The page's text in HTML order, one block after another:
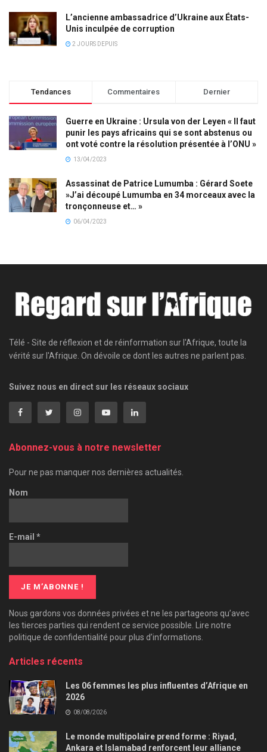
L’ancienne ambassadrice d’Ukraine aux États-
Unis inculpée de corruption
2 JOURS DEPUIS
Tendances Commentaires Dernier
Guerre en Ukraine : Ursula von der Leyen « Il faut
punir les pays africains qui se sont abstenus ou
ont voté contre la résolution présentée à l’ONU »
13/04/2023
Assassinat de Patrice Lumumba : Gérard Soete
»J’ai découpé Lumumba en 34 morceaux avec la
tronçonneuse et… »
06/04/2023
Télé - Site de réflexion et de réinformation sur l'Afrique, toute la
vérité sur l'Afrique. On dévoile ce dont les autres ne parlent pas.
Suivez nous en direct sur les réseaux sociaux
Abonnez-vous à notre newsletter
Pour ne pas manquer nos dernières actualités.
Nom
E-mail *
Nous gardons vos données privées et ne les partageons qu’avec
les tierces parties qui rendent ce service possible. Lire notre
politique de confidentialité pour plus d’informations.
Articles récents
Les 06 femmes les plus influentes d’Afrique en
2026
08/08/2026
Le monde multipolaire prend forme : Riyad,
Ankara et Islamabad renforcent leur alliance